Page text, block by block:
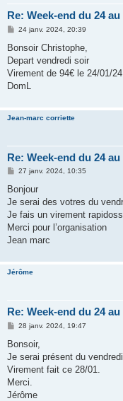
Re: Week-end du 24
M
s
a
g
24 janv. 2024, 20:39
Bonsoir Christophe,
Depart vendredi soir
Virement de 94€ le 24/01/24
DomL
Jean-marc corriette
Re: Week-end du 24
M
s
a
g
27 janv. 2024, 10:35
Bonjour
Je serai des votres du
Je fais un virement
Merci pour l’organisation
Jean marc
Jérôme
Re: Week-end du 24
M
s
a
g
28 janv. 2024, 19:47
Bonsoir,
Je serai présent du vendredi
Virement fait ce 28/01.
Merci.
Jérôme